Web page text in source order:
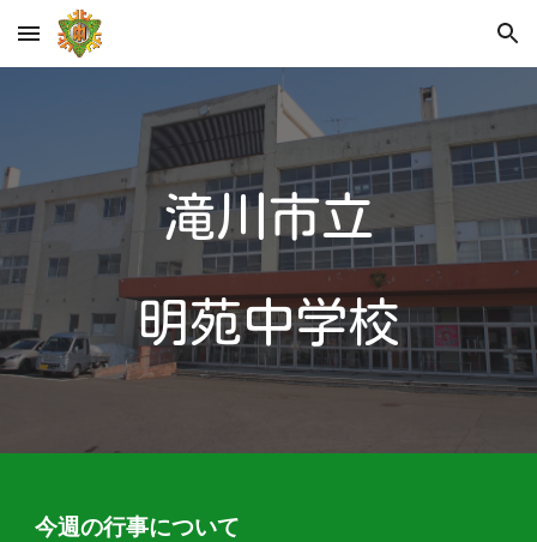
Skip to main content Skip to navigation
滝川市立
明苑中学校
今週の行事について